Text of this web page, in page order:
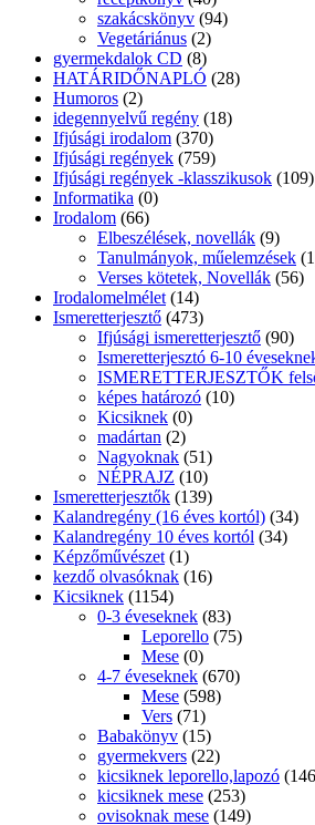
szakácskönyv (94)
Vegetáriánus (2)
gyermekdalok CD (8)
HATÁRIDŐNAPLÓ (28)
Humoros (2)
idegennyelvű regény (18)
Ifjúsági irodalom (370)
Ifjúsági regények (759)
Ifjúsági regények -klasszikusok (109)
Informatika (0)
Irodalom (66)
Elbeszélések, novellák (9)
Tanulmányok, műelemzések
Verses kötetek, Novellák (56)
Irodalomelmélet (14)
Ismeretterjesztő (473)
Ifjúsági ismeretterjesztő (90)
Ismeretterjesztó 6-10
ISMERETTERJESZTŐK
képes határozó (10)
Kicsiknek (0)
madártan (2)
Nagyoknak (51)
NÉPRAJZ (10)
Ismeretterjesztők (139)
Kalandregény (16 éves kortól) (34)
Kalandregény 10 éves kortól (34)
Képzőművészet (1)
kezdő olvasóknak (16)
Kicsiknek (1154)
0-3 éveseknek (83)
Leporello (75)
Mese (0)
4-7 éveseknek (670)
Mese (598)
Vers (71)
Babakönyv (15)
gyermekvers (22)
kicsiknek leporello,lapozó
kicsiknek mese (253)
ovisoknak mese (149)